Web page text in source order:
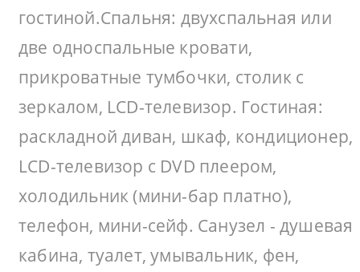
гостиной.Спальня: двухспальная или
две односпальные кровати,
прикроватные тумбочки, столик с
зеркалом, LCD-телевизор. Гостиная:
раскладной диван, шкаф, кондиционер,
LCD-телевизор с DVD плеером,
холодильник (мини-бар платно),
телефон, мини-сейф. Санузел - душевая
кабина, туалет, умывальник, фен,